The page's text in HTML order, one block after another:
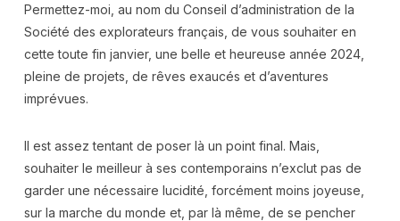
Permettez-moi, au nom du Conseil d’administration de la
Société des explorateurs français, de vous souhaiter en
cette toute fin janvier, une belle et heureuse année 2024,
pleine de projets, de rêves exaucés et d’aventures
imprévues.
Il est assez tentant de poser là un point final. Mais,
souhaiter le meilleur à ses contemporains n’exclut pas de
garder une nécessaire lucidité, forcément moins joyeuse,
sur la marche du monde et, par là même, de se pencher